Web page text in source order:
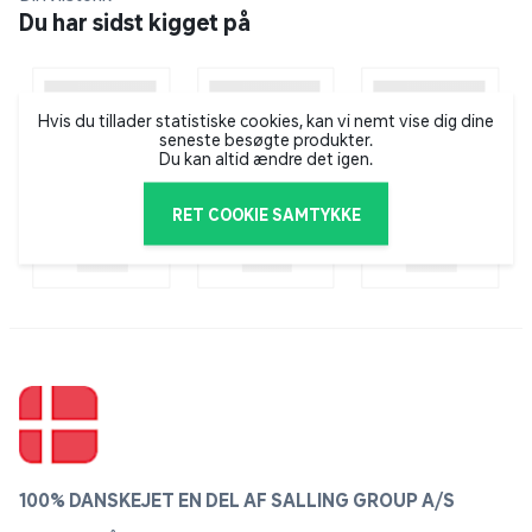
voksnes aktiviteter!
mere til en fuld efterlignings shoppingoplevelse
- ROBUST & LET AT SKUBBE VOGN – Holdbar plastik
med glidende hjul til små indkøbere
- UDVIKLER VIGTIGE FÆRDIGHEDER – Tilskynder til
fantasi, social leg, tælling og madgenkendelse
- PERFEKT GAVEIDE – Fantastisk til fødselsdage,
Du har sidst kigget på
Hvis du tillader statistiske cookies, kan vi nemt vise dig dine
seneste besøgte produkter.
Du kan altid ændre det igen.
RET COOKIE SAMTYKKE
100% DANSKEJET EN DEL AF SALLING GROUP A/S